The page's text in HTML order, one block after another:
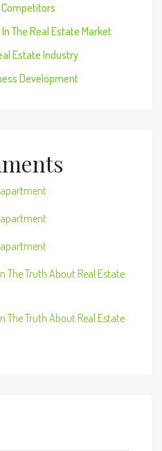
The Real Estate Market
Estate Industry
Development
The Truth About Real Estate
The Truth About Real Estate